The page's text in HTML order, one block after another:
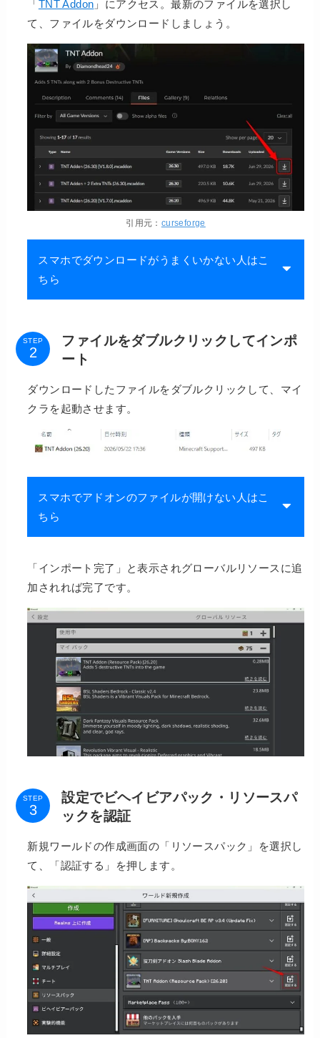
「 TNT Addon 」にアクセス。最新のファイルを選択し
て、ファイルをダウンロードしましょう。
引用元： curseforge
スマホでダウンロードがうまくいかない人はこ
ちら
STEP
ファイルをダブルクリックしてインポ
ート
ダウンロードしたファイルをダブルクリックして、マイ
クラを起動させます。
スマホでアドオンのファイルが開けない人はこ
ちら
「インポート完了」と表示されグローバルリソースに追
加されれば完了です。
STEP
設定でビヘイビアパック・リソースパ
ックを認証
新規ワールドの作成画面の「リソースパック」を選択し
て、「認証する」を押します。